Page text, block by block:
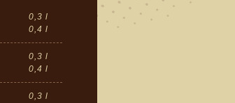
0,3 l
0,4 l
0,3 l
0,4 l
0,3 l